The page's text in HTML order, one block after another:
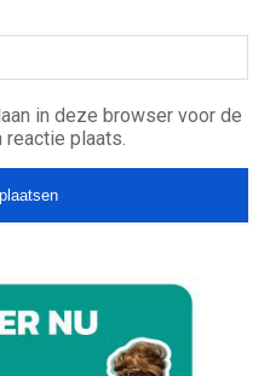
in deze browser voor de
reactie plaats.